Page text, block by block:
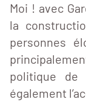
Moi ! avec
la
personnes
politique
également